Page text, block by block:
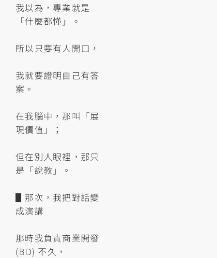
我以為，專業就是
「什麼都懂」。
所以只要有人開口，
我就要證明自己有答
案。
在我腦中，那叫「展
現價值」；
但在別人眼裡，那只
是「說教」。
▋那次，我把對話變
成演講
那時我負責商業開發
(BD) 不久，